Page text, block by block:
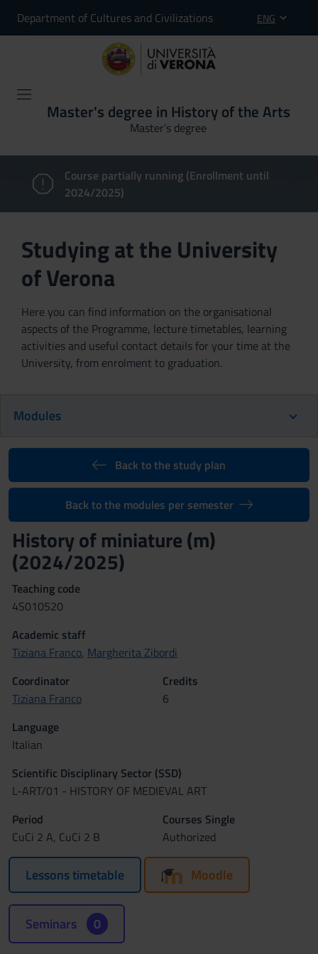
Department of Cultures and Civilizations ENG
Master's degree in History of the Arts
Master’s degree
Course partially running (Enrollment until
2024/2025)
Studying at the University
of Verona
Here you can find information on the organisational
aspects of the Programme, lecture timetables, learning
activities and useful contact details for your time at the
University, from enrolment to graduation.
Modules
Back to the study plan
Back to the modules per semester
History of miniature (m)
(2024/2025)
Teaching code
4S010520
Academic staff
Tiziana Franco, Margherita Zibordi
Coordinator
Tiziana Franco
Credits
6
Language
Italian
Scientific Disciplinary Sector (SSD)
L-ART/01 - HISTORY OF MEDIEVAL ART
Period
CuCi 2 A, CuCi 2 B
Courses Single
Authorized
Lessons timetable Moodle
Seminars 0